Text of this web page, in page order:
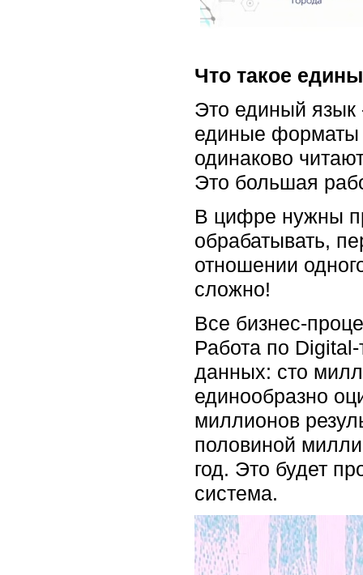
Что такое
Это единый
единые форматы
одинаково
Это большая
В цифре нужны
обрабатывать,
отношении
сложно!
Все бизнес-
Работа по
данных: сто
единообразно
миллионов
половиной
год. Это будет
система.